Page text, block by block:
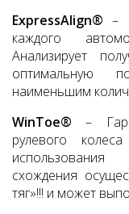
ExpressAlign® –
каждого
Анализирует
оптимальную
наименьшим
WinToe®–
рулевого
схождения
тяг»!!! и может